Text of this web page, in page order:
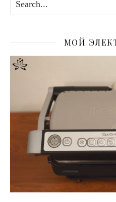
МОЙ